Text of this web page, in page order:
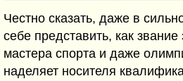
Честно сказать, даже в
себе представить, как
мастера спорта и даже
наделяет носителя